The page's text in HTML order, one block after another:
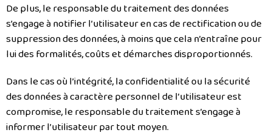
De plus, le responsable du traitement des données
s’engage à notifier l’utilisateur en cas de rectification ou de
suppression des données, à moins que cela n’entraîne pour
lui des formalités, coûts et démarches disproportionnés.
Dans le cas où l’intégrité, la confidentialité ou la sécurité
des données à caractère personnel de l’utilisateur est
compromise, le responsable du traitement s’engage à
informer l’utilisateur par tout moyen.